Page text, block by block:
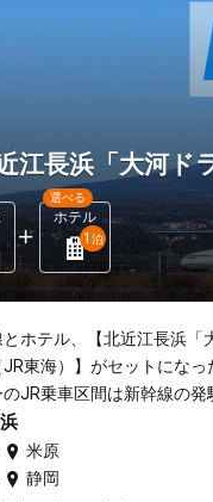
近江長浜「大河
ホテル
選べる
1 泊
ホテル、【北近江長浜「
東海）】がセットになっ
のJR乗車区間は新幹線の
米原
静岡